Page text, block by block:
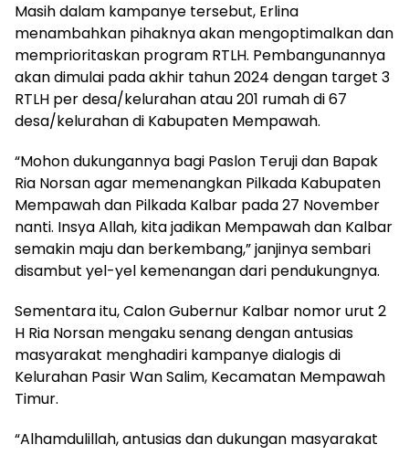
Masih dalam kampanye tersebut, Erlina
menambahkan pihaknya akan mengoptimalkan dan
memprioritaskan program RTLH. Pembangunannya
akan dimulai pada akhir tahun 2024 dengan target 3
RTLH per desa/kelurahan atau 201 rumah di 67
desa/kelurahan di Kabupaten Mempawah.
“Mohon dukungannya bagi Paslon Teruji dan Bapak
Ria Norsan agar memenangkan Pilkada Kabupaten
Mempawah dan Pilkada Kalbar pada 27 November
nanti. Insya Allah, kita jadikan Mempawah dan Kalbar
semakin maju dan berkembang,” janjinya sembari
disambut yel-yel kemenangan dari pendukungnya.
Sementara itu, Calon Gubernur Kalbar nomor urut 2
H Ria Norsan mengaku senang dengan antusias
masyarakat menghadiri kampanye dialogis di
Kelurahan Pasir Wan Salim, Kecamatan Mempawah
Timur.
“Alhamdulillah, antusias dan dukungan masyarakat